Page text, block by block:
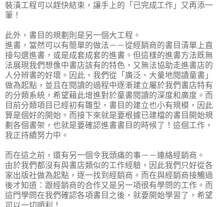
裝潢工程可以趕快結束，讓手上的「已完成工作」又再添一
筆！
此外，書目的規劃則是另一個大工程。
進書，當然可以有簡單的做法－－從經銷商的書目清單上直
接勾選進書，或是成套成套的進書。但這樣的進書方法既無
法展現我們想像中書店該有的特色，又無法協助走進書店的
人分辨書的好壞。因此，我們從「廣泛、大量地閱讀童書」
做為起點，並且在閱讀的過程中逐漸建立屬於我們書店特有
的分類系統，希望藉此增進對於童書閱讀的深度和廣度。而
目前分類項目已經初有雛型，書目的建立也小有規模，因此
算是個好的開始。而接下來就是要根據已建檔的書目開始規
劃各個書架，也就是要確認進書書目的時候了！這個工作，
我正持續努力中。
而在這之前，還有另一個令我頭痛的事－－連絡經銷商。
由於我們都沒有與書店類似的工作經驗，因此我們只好從各
家出版社做為起點，逐一找到經銷商。而在與經銷商接觸過
後才知道：跟經銷商的合作又是另一項很有學問的工作。而
這門學問在我們確認各項書目之後，就要開始學習了，希望
可以一切順利！